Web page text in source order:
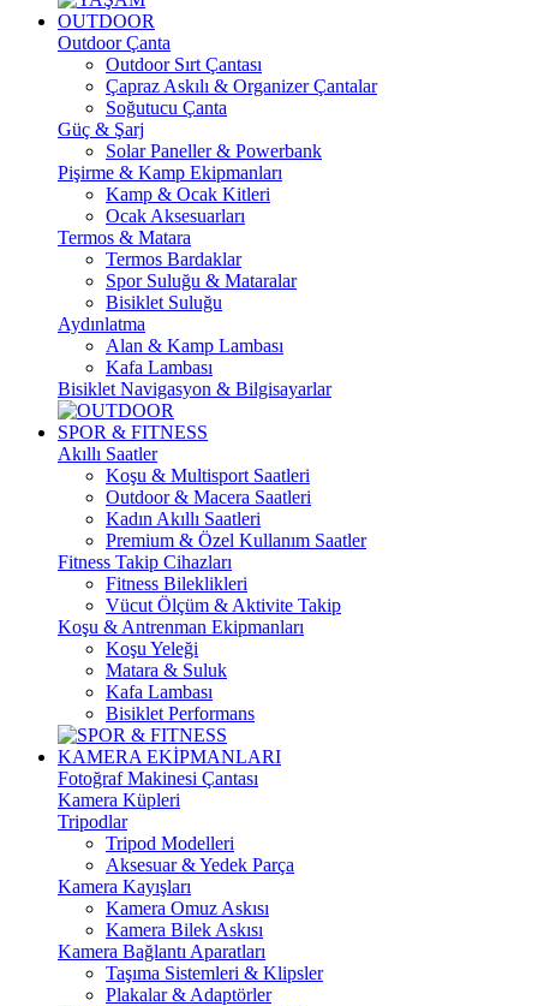
OUTDOOR
Outdoor Çanta
Outdoor Sırt Çantası
Çapraz Askılı & Organizer Çantalar
Soğutucu Çanta
Güç & Şarj
Solar Paneller & Powerbank
Pişirme & Kamp Ekipmanları
Kamp & Ocak Kitleri
Ocak Aksesuarları
Termos & Matara
Termos Bardaklar
Spor Suluğu & Mataralar
Bisiklet Suluğu
Aydınlatma
Alan & Kamp Lambası
Kafa Lambası
Bisiklet Navigasyon & Bilgisayarlar
SPOR & FITNESS
Akıllı Saatler
Koşu & Multisport Saatleri
Outdoor & Macera Saatleri
Kadın Akıllı Saatleri
Premium & Özel Kullanım Saatler
Fitness Takip Cihazları
Fitness Bileklikleri
Vücut Ölçüm & Aktivite Takip
Koşu & Antrenman Ekipmanları
Koşu Yeleği
Matara & Suluk
Kafa Lambası
Bisiklet Performans
KAMERA EKİPMANLARI
Fotoğraf Makinesi Çantası
Kamera Küpleri
Tripodlar
Tripod Modelleri
Aksesuar & Yedek Parça
Kamera Kayışları
Kamera Omuz Askısı
Kamera Bilek Askısı
Kamera Bağlantı Aparatları
Taşıma Sistemleri & Klipsler
Plakalar & Adaptörler